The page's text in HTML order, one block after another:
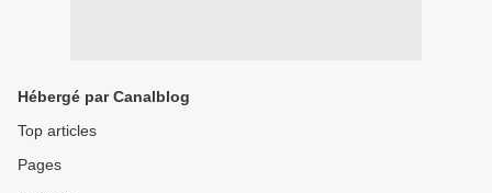
Hébergé par Canalblog
Top articles
Pages